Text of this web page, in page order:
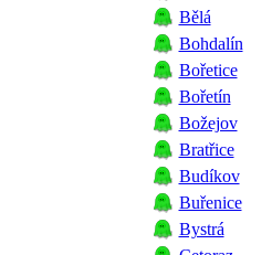
Bělá
Bohdalín
Bořetice
Bořetín
Božejov
Bratřice
Budíkov
Buřenice
Bystrá